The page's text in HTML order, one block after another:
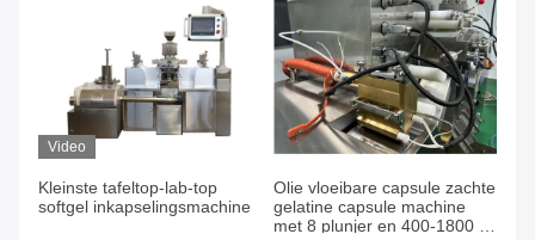
Video
Kleinste tafeltop-lab-top
softgel inkapselingsmachine
Olie vloeibare capsule zachte
gelatine capsule machine
met 8 plunjer en 400-1800 kg